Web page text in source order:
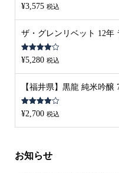
5段階中
4.00の評
¥3,575 税込
ザ・グレンリベット 12年
5段階中
4.00の評
¥5,280 税込
【福井県】黒龍 純米吟醸
5段階中
4.00の評
¥2,700 税込
お知らせ